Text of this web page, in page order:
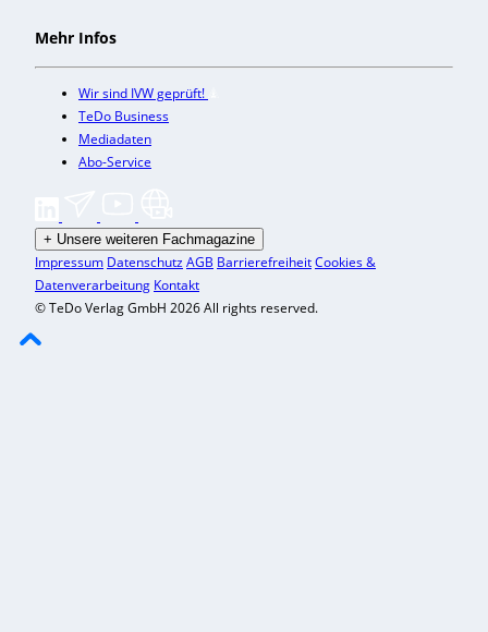
Mehr Infos
Wir sind IVW geprüft!
TeDo Business
Mediadaten
Abo-Service
+ Unsere weiteren Fachmagazine
Impressum DatenschutzAGB BarrierefreiheitCookies &
Datenverarbeitung Kontakt
© TeDo Verlag GmbH 2026 All rights reserved.